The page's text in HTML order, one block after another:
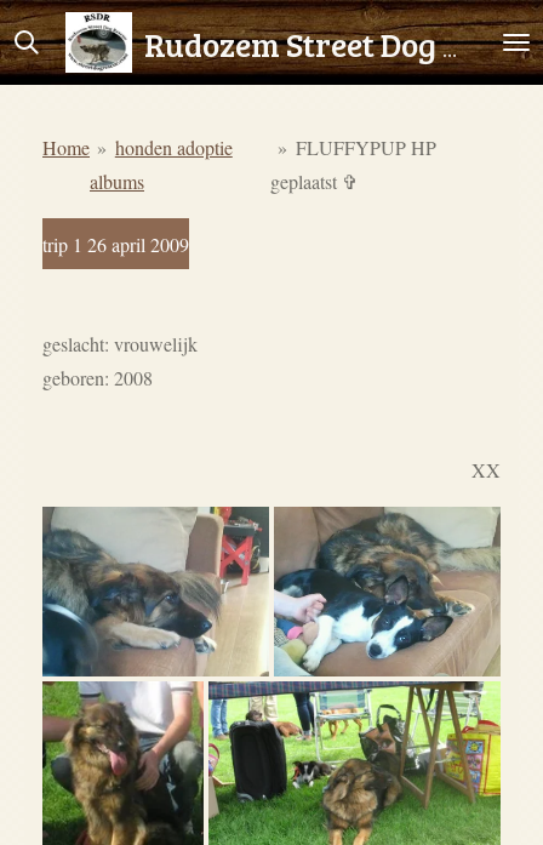
Ga
direct
hoofdinhoud
Rudozem Street Dog Rescue
Home » honden adoptie
albums
» FLUFFYPUP HP
geplaatst ✞
trip 1 26 april 2009
geslacht: vrouwelijk
geboren: 2008
XX